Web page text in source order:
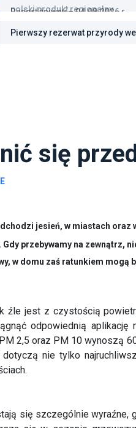
Pierwszy rezerwat przyrody we
w domu zaś ratunkiem mogą
źle jest z czystością
się szczególnie
się w sezonie
zjawisko ograniczonej
zimowym to